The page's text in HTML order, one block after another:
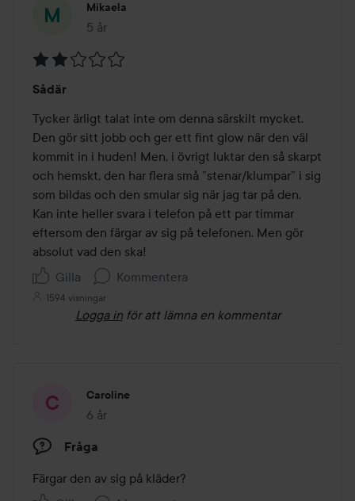
Mikaela
5 år
Inlägget skapades 5 år
2
av
5
Sådär
Tycker ärligt talat inte om denna särskilt mycket.
Den gör sitt jobb och ger ett fint glow när den väl
kommit in i huden! Men, i övrigt luktar den så skarpt
och hemskt, den har flera små ”stenar/klumpar” i sig
som bildas och den smular sig när jag tar på den.
Kan inte heller svara i telefon på ett par timmar
eftersom den färgar av sig på telefonen. Men gör
absolut vad den ska!
Gilla
Kommentera
1594 visningar
Logga in för att lämna en kommentar
Caroline
6 år
Inlägget skapades 6 år
Fråga
Färgar den av sig på kläder?